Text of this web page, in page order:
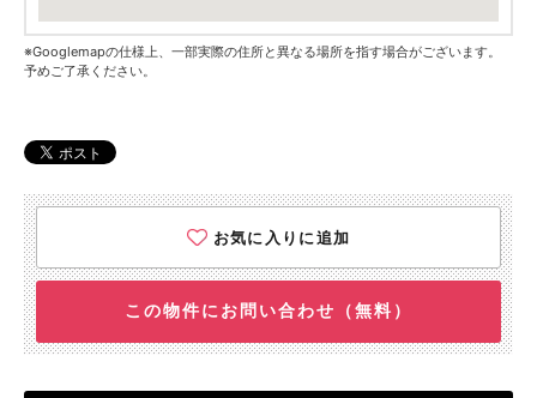
※Googlemapの仕様上、一部実際の住所と異なる場所を指す場合がございます。
予めご了承ください。
お気に入りに追加
この物件にお問い合わせ（無料）